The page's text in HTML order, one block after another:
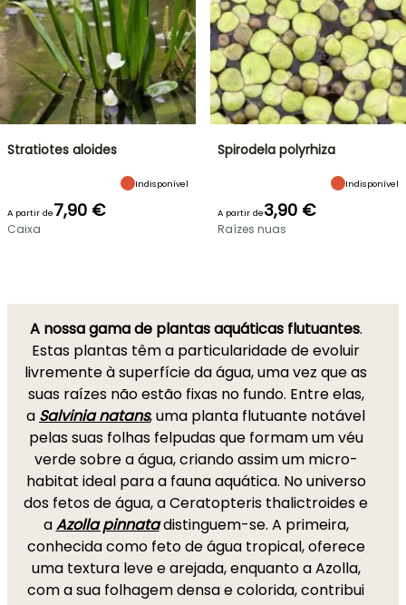
Stratiotes aloides
Indisponível
A partir de7,90 €
Caixa
Spirodela polyrhiza
Indisponível
A partir de3,90 €
Raízes nuas
A nossa gama de plantas aquáticas flutuantes.
Estas plantas têm a particularidade de evoluir
livremente à superfície da água, uma vez que as
suas raízes não estão fixas no fundo. Entre elas,
a Salvinia natans, uma planta flutuante notável
pelas suas folhas felpudas que formam um véu
verde sobre a água, criando assim um micro-
habitat ideal para a fauna aquática. No universo
dos fetos de água, a Ceratopteris thalictroides e
aAzolla pinnatadistinguem-se. A primeira,
conhecida como feto de água tropical, oferece
uma textura leve e arejada, enquanto a Azolla,
com a sua folhagem densa e colorida, contribui